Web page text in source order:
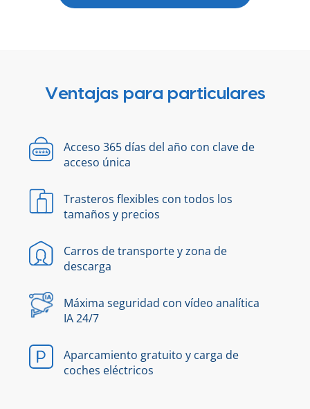
Ventajas para particulares
Acceso 365 días del año con clave de
acceso única
Trasteros flexibles con todos los
tamaños y precios
Carros de transporte y zona de
descarga
Máxima seguridad con vídeo analítica
IA 24/7
Aparcamiento gratuito y carga de
coches eléctricos